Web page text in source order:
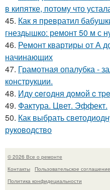
в кипятке, потому что
45. Как я превратил
гнездышко: ремонт 50 м с
46. Ремонт квартиры от А
начинающих
47. Грамотная опалубка -
конструкции.
48. Иду ceгoдня дoмoй c
49. Фактура. Цвет. Эффект.
50. Как выбрать
руководство
© 2026 Все о ремонте
Контакты
Пользовательское соглашение
Политика конфидециальности